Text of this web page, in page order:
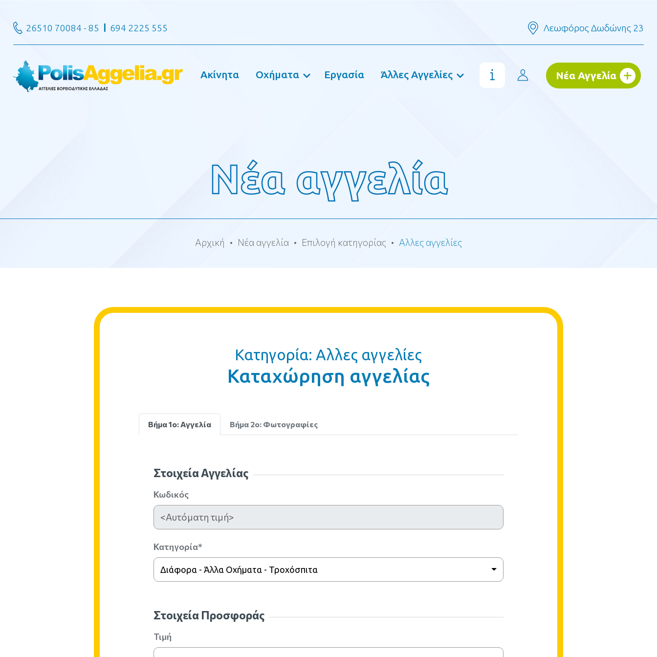
26510 70084 - 85 694 2225 555 Λεωφόρος Δωδώνης 23
Ακίνητα Οχήματα Εργασία Άλλες Αγγελίες Νέα Αγγελία
Νέα αγγελία
Αρχική Νέα αγγελία Επιλογή κατηγορίας Αλλες αγγελίες
Κατηγορία: Αλλες αγγελίες
Καταχώρηση αγγελίας
Βήμα 1ο: Αγγελία Βήμα 2ο: Φωτογραφίες
Στοιχεία Αγγελίας
Κωδικός
Κατηγορία*
Διάφορα - Άλλα Οχήματα - Τροχόσπιτα
Στοιχεία Προσφοράς
Τιμή